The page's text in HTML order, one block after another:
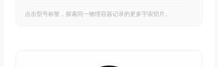
点击型号标签，探索同一物理容器记录的更多宇宙切片。